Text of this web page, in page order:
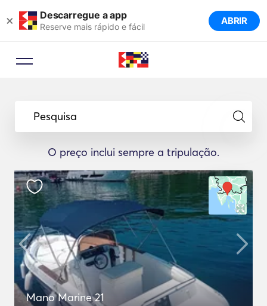
× Descarregue a app
Reserve mais rápido e fácil ABRIR
Pesquisa
O preço inclui sempre a tripulação.
Mano Marine 21